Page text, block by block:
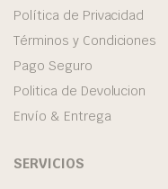
Política de Privacidad
Términos y Condiciones
Pago Seguro
Politica de Devolucion
Envío & Entrega
SERVICIOS